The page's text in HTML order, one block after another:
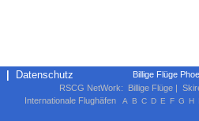
Datenschutz
Billige Flüge
RSCG NetWork: Billige Flüge |
Internationale Flughäfen
A B C D E F G H